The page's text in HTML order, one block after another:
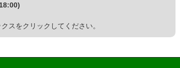
スをクリックしてください。